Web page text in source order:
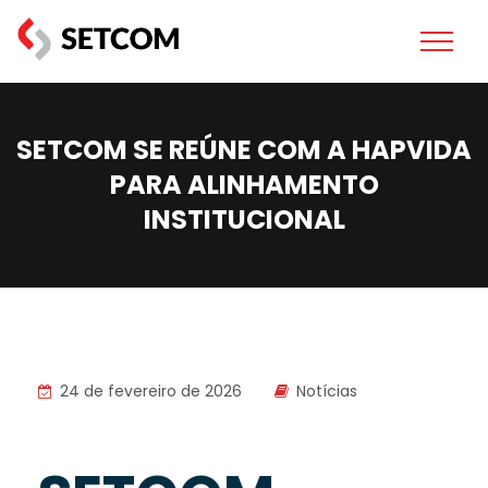
SETCOM SE REÚNE COM A HAPVIDA
PARA ALINHAMENTO
INSTITUCIONAL
24 de fevereiro de 2026 Notícias